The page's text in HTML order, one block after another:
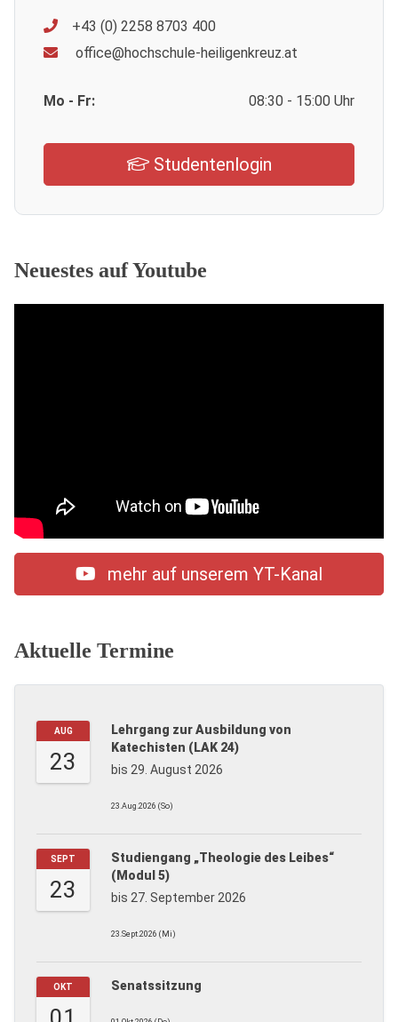
+43 (0) 2258 8703 400
office@hochschule-heiligenkreuz.at
Mo - Fr: 08:30 - 15:00 Uhr
Studentenlogin
Neuestes auf Youtube
mehr auf unserem YT-Kanal
Aktuelle Termine
AUG
23
Lehrgang zur Ausbildung von
Katechisten (LAK 24)
bis 29. August 2026
23.Aug.2026 (So)
SEPT
23
Studiengang „Theologie des Leibes“
(Modul 5)
bis 27. September 2026
23.Sept.2026 (Mi)
OKT Senatssitzung